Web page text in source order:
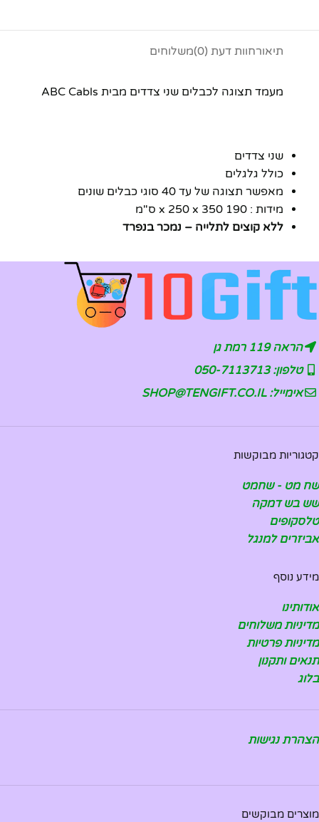
תיאורחוות דעת (0) משלוחים
מעמד תצוגה לכבלים שני צדדים מבית ABC Cabls
שני צדדים
כולל גלגלים
מאפשר תצוגה של עד 40 סוגי כבלים שונים
מידות : 190 x 250 x 350 ס"מ
ללא קוצים לתלייה – נמכר בנפרד
הראה 119 רמת גן
טלפון: 050-7113713
אימייל: SHOP@TENGIFT.CO.IL
קטגוריות מבוקשות
שח מט - שחמט
שש בש דמקה
טלסקופים
אביזרים למנגל
מידע נוסף
אודותינו
מדיניות משלוחים
מדיניות פרטיות
תנאים ותקנון
בלוג
הצהרת נגישות
מוצרים מבוקשים